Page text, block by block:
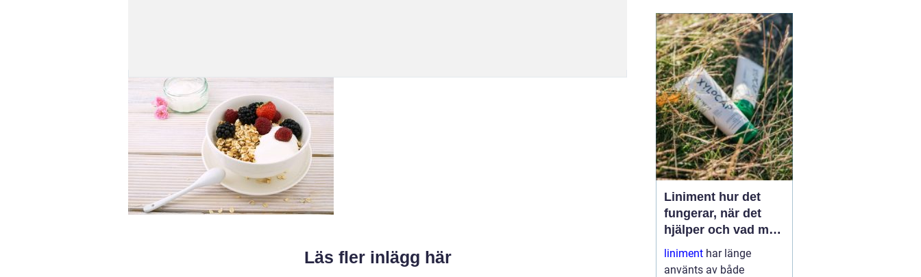
Läs fler inlägg här
att aldrig vara riktigt
tillräckliga, även om allt
...
Liniment hur det
fungerar, när det
hjälper och vad man
ska tänka på
liniment har länge
använts av både